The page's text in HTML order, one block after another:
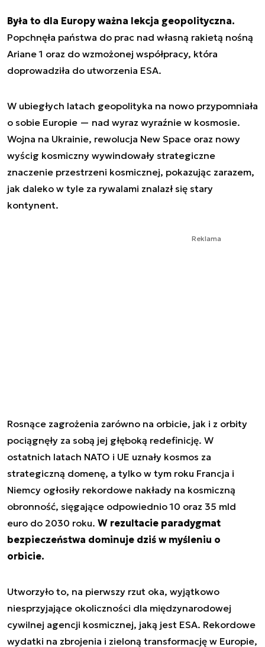
Była to dla Europy ważna lekcja geopolityczna.
Popchnęła państwa do prac nad własną rakietą nośną
Ariane 1 oraz do wzmożonej współpracy, która
doprowadziła do utworzenia ESA.
W ubiegłych latach geopolityka na nowo przypomniała
o sobie Europie — nad wyraz wyraźnie w kosmosie.
Wojna na Ukrainie, rewolucja New Space oraz nowy
wyścig kosmiczny wywindowały strategiczne
znaczenie przestrzeni kosmicznej, pokazując zarazem,
jak daleko w tyle za rywalami znalazł się stary
kontynent.
Reklama
Rosnące zagrożenia zarówno na orbicie, jak i z orbity
pociągnęły za sobą jej głęboką redefinicję. W
ostatnich latach NATO i UE uznały kosmos za
strategiczną domenę, a tylko w tym roku Francja i
Niemcy ogłosiły rekordowe nakłady na kosmiczną
obronność, sięgające odpowiednio 10 oraz 35 mld
euro do 2030 roku. W rezultacie paradygmat
bezpieczeństwa dominuje dziś w myśleniu o
orbicie.
Utworzyło to, na pierwszy rzut oka, wyjątkowo
niesprzyjające okoliczności dla międzynarodowej
cywilnej agencji kosmicznej, jaką jest ESA. Rekordowe
wydatki na zbrojenia i zieloną transformację w Europie,